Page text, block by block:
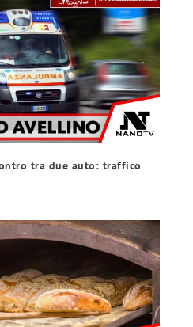
tra due auto: traffico